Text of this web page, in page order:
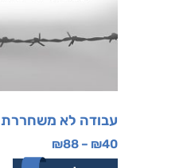
עבודה לא משחררת
₪40
–
₪88